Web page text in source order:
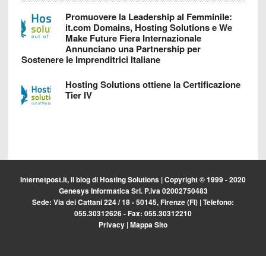
Promuovere la Leadership al Femminile:
it.com Domains, Hosting Solutions e We
Make Future Fiera Internazionale
Annunciano una Partnership per
Sostenere le Imprenditrici Italiane
Hosting Solutions ottiene la Certificazione
Tier IV
Internetpost.it, il blog diHosting Solutions | Copyright © 1999 - 2020
Genesys Informatica Srl. P.iva 02002750483
Sede: Via dei Cattani 224 / 18 - 50145, Firenze (FI) | Telefono:
055.30312626 - Fax: 055.30312210
Privacy |Mappa Sito